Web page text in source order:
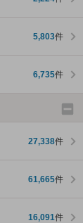
5,803件
6,735件
27,338件
61,665件
16,091件